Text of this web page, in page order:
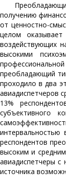
получению
от ценностно-
целом
воздействующих
высокими
преобладающий
проходило в два
авиадиспетчеров
13%
субъективного
респондентов
высоким и
авиадиспетчеры с
источника